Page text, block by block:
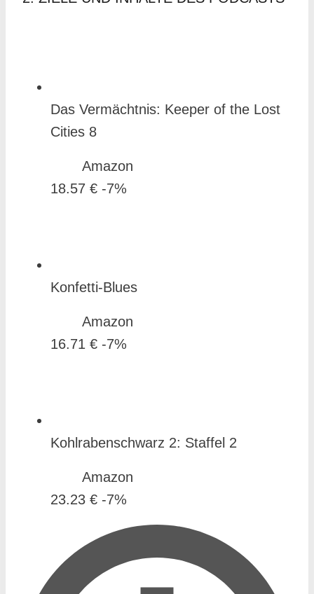
Das Vermächtnis: Keeper of the Lost
Cities 8
Amazon
18.57 € -7%
Konfetti-Blues
Amazon
16.71 € -7%
Kohlrabenschwarz 2: Staffel 2
Amazon
23.23 € -7%